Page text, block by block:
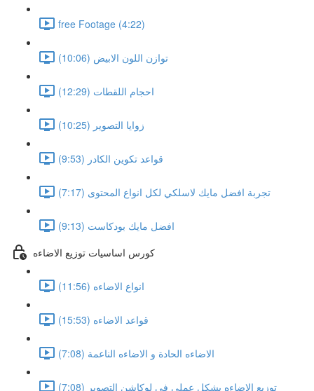
free Footage (4:22)
توازن اللون الابيض (10:06)
احجام اللقطات (12:29)
زوايا التصوير (10:25)
قواعد تكوين الكادر (9:53)
تجربة افضل مايك لاسلكي لكل انواع المحتوى (7:17)
افضل مايك بودكاست (9:13)
كورس اساسيات توزيع الاضاءه
انواع الاضاءه (11:56)
قواعد الاضاءه (15:53)
الاضاءه الحادة و الاضاءه الناعمة (7:08)
توزيع الاضاءه بشكل عملى فى لوكاشن التصوير (7:08)